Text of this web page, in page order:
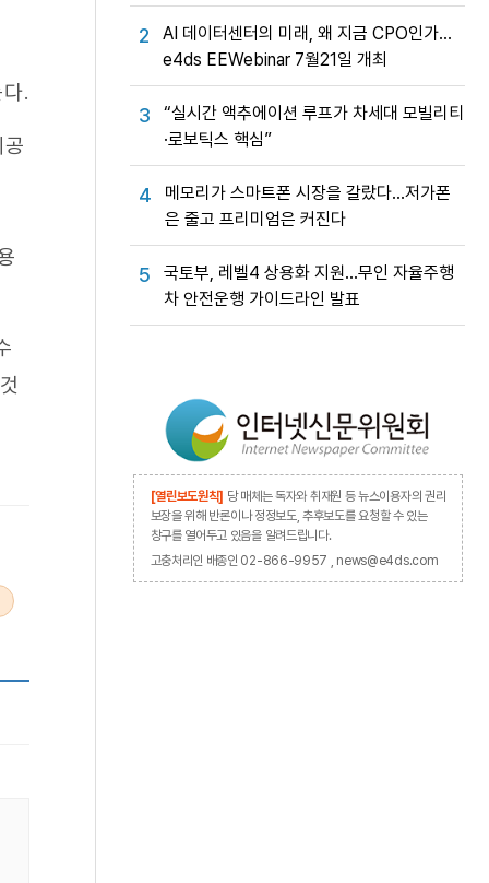
.
2
AI 데이터센터의 미래, 왜 지금 CPO인가…
e4ds EEWebinar 7월21일 개최
3
“실시간 액추에이션 루프가 차세대 모빌리티
·로보틱스 핵심”
4
메모리가 스마트폰 시장을 갈랐다…저가폰
은 줄고 프리미엄은 커진다
5
국토부, 레벨4 상용화 지원…무인 자율주행
차 안전운행 가이드라인 발표
[열린보도원칙] 당 매체는 독자와 취재원 등 뉴스이용자의 권리
보장을 위해 반론이나 정정보도, 추후보도를 요청할 수 있는
창구를 열어두고 있음을 알려드립니다.
고충처리인 배종인 02-866-9957 , news@e4ds.com